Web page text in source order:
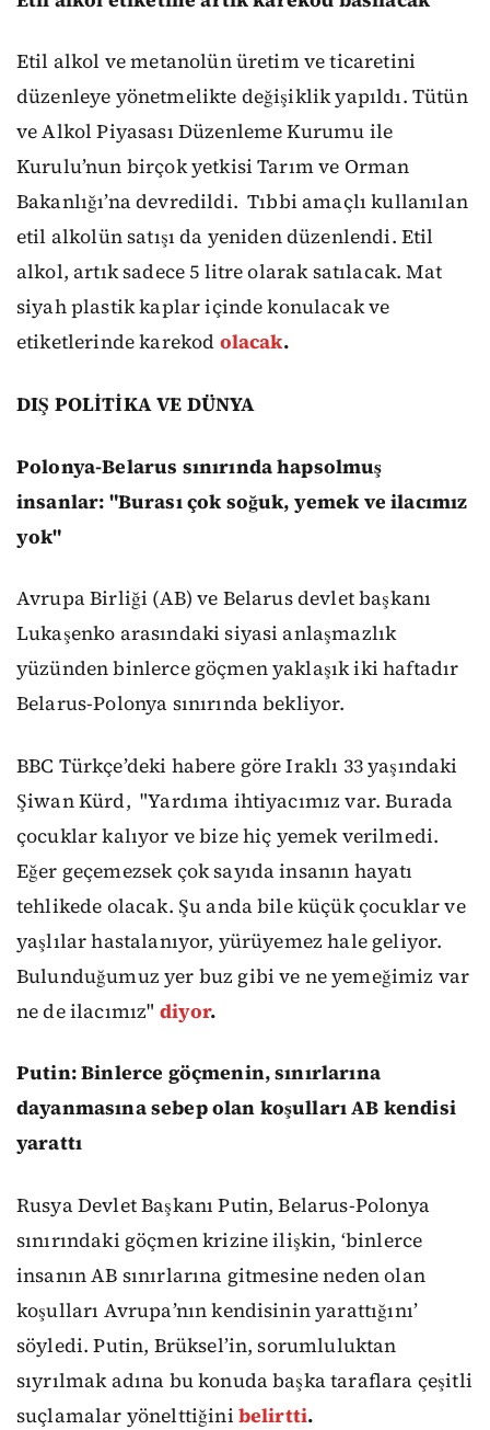
Etil alkol ve metanolün üretim ve ticaretini
düzenleye yönetmelikte değişiklik yapıldı. Tütün
ve Alkol Piyasası Düzenleme Kurumu ile
Kurulu’nun birçok yetkisi Tarım ve Orman
Bakanlığı’na devredildi. Tıbbi amaçlı kullanılan
etil alkolün satışı da yeniden düzenlendi. Etil
alkol, artık sadece 5 litre olarak satılacak. Mat
siyah plastik kaplar içinde konulacak ve
etiketlerinde karekod olacak.
DIŞ POLİTİKA VE DÜNYA
Polonya-Belarus sınırında hapsolmuş
insanlar: "Burası çok soğuk, yemek ve ilacımız
yok"
Avrupa Birliği (AB) ve Belarus devlet başkanı
Lukaşenko arasındaki siyasi anlaşmazlık
yüzünden binlerce göçmen yaklaşık iki haftadır
Belarus-Polonya sınırında bekliyor.
BBC Türkçe’deki habere göre Iraklı 33 yaşındaki
Şiwan Kürd, "Yardıma ihtiyacımız var. Burada
çocuklar kalıyor ve bize hiç yemek verilmedi.
Eğer geçemezsek çok sayıda insanın hayatı
tehlikede olacak. Şu anda bile küçük çocuklar ve
yaşlılar hastalanıyor, yürüyemez hale geliyor.
Bulunduğumuz yer buz gibi ve ne yemeğimiz var
ne de ilacımız" diyor.
Putin: Binlerce göçmenin, sınırlarına
dayanmasına sebep olan koşulları AB kendisi
yarattı
Rusya Devlet Başkanı Putin, Belarus-Polonya
sınırındaki göçmen krizine ilişkin, ‘binlerce
insanın AB sınırlarına gitmesine neden olan
koşulları Avrupa’nın kendisinin yarattığını’
söyledi. Putin, Brüksel’in, sorumluluktan
sıyrılmak adına bu konuda başka taraflara çeşitli
suçlamalar yönelttiğini belirtti.